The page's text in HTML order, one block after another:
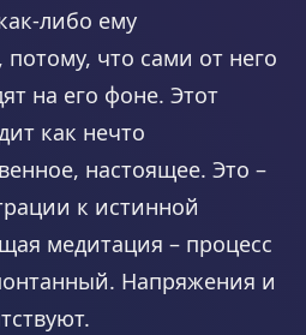
либо ему
потому, что сами от него
на его фоне. Этот
как нечто
настоящее. Это –
к истинной
медитация – процесс
Напряжения и